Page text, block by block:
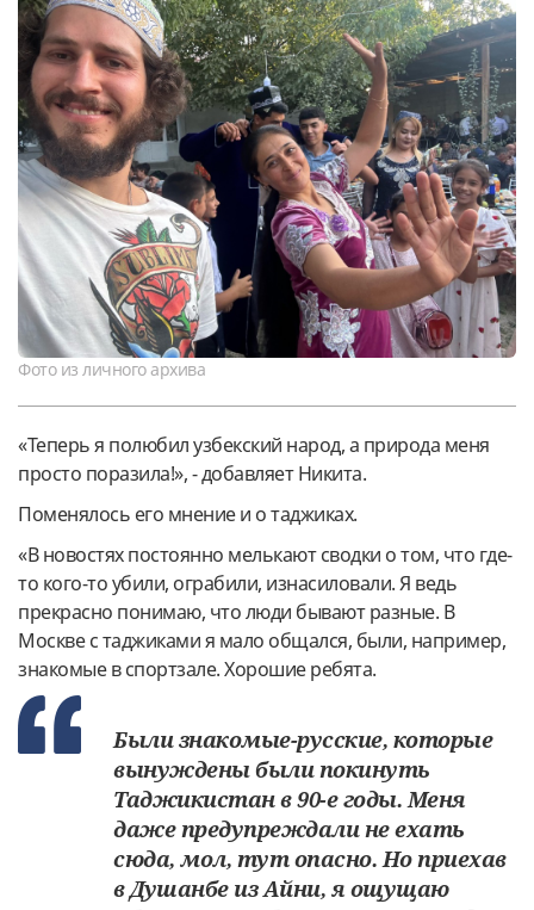
Фото из личного архива
«Теперь я полюбил узбекский народ, а природа меня
просто поразила!», - добавляет Никита.
Поменялось его мнение и о таджиках.
«В новостях постоянно мелькают сводки о том, что где-
то кого-то убили, ограбили, изнасиловали. Я ведь
прекрасно понимаю, что люди бывают разные. В
Москве с таджиками я мало общался, были, например,
знакомые в спортзале. Хорошие ребята.
Были знакомые-русские, которые
вынуждены были покинуть
Таджикистан в 90-е годы. Меня
даже предупреждали не ехать
сюда, мол, тут опасно. Но приехав
в Душанбе из Айни, я ощущаю